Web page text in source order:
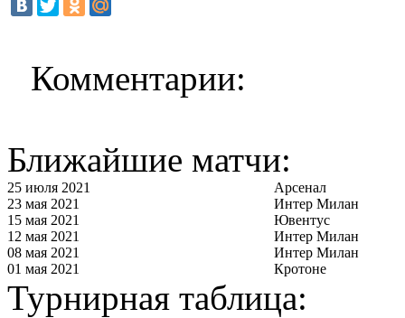
Комментарии:
Ближайшие матчи:
25 июля 2021
Арсенал
23 мая 2021
Интер Милан
15 мая 2021
Ювентус
12 мая 2021
Интер Милан
08 мая 2021
Интер Милан
01 мая 2021
Кротоне
Турнирная таблица: